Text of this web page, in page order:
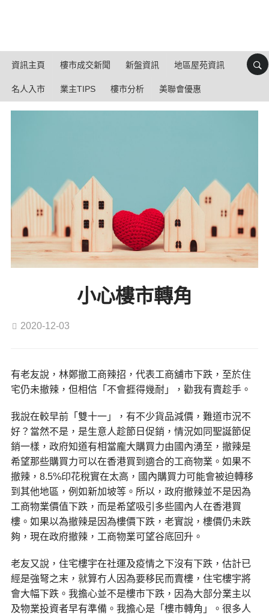
資訊主頁 樓市成交新聞 新盤資訊 地區屋苑資訊
名人入市 業主TIPS 樓市分析 美聯會優惠
小心樓市轉角
2020-12-03
有老友說，林鄭撤工商辣招，代表工商舖市下跌，至於住
宅仍未撤辣，但相信「不會捱得幾耐」，勸我有賣趁手。
我說在較早前「雙十一」，有不少貨品減價，難道市況不
好？當然不是，是生意人趁節日促銷，情況如同聖誕節促
銷一樣，政府知道有相當龐大購買力由國內湧至，撤辣是
希望那些購買力可以在香港買到適合的工商物業。如果不
撤辣，8.5%印花稅實在太高，國內購買力可能會被迫轉移
到其他地區，例如新加坡等。所以，政府撤辣並不是因為
工商物業價值下跌，而是希望吸引多些國內人在香港買
樓。如果以為撤辣是因為樓價下跌，老實說，樓價仍未跌
夠，現在政府撤辣，工商物業可望谷底回升。
老友又說，住宅樓宇在社運及疫情之下沒有下跌，估計已
經是強弩之末，就算冇人因為要移民而賣樓，住宅樓宇將
會大幅下跌。我擔心並不是樓市下跌，因為大部分業主以
及物業投資者早有準備。我擔心是「樓市轉角」。很多人